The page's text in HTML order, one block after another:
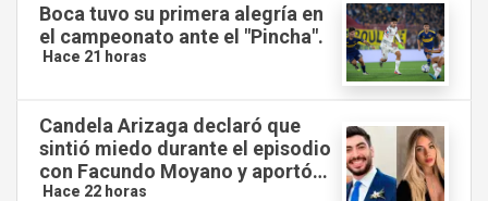
Boca tuvo su primera alegría en
el campeonato ante el "Pincha".
Hace 21 horas
Candela Arizaga declaró que
sintió miedo durante el episodio
con Facundo Moyano y aportó
nuevos datos a la investigación.
Hace 22 horas